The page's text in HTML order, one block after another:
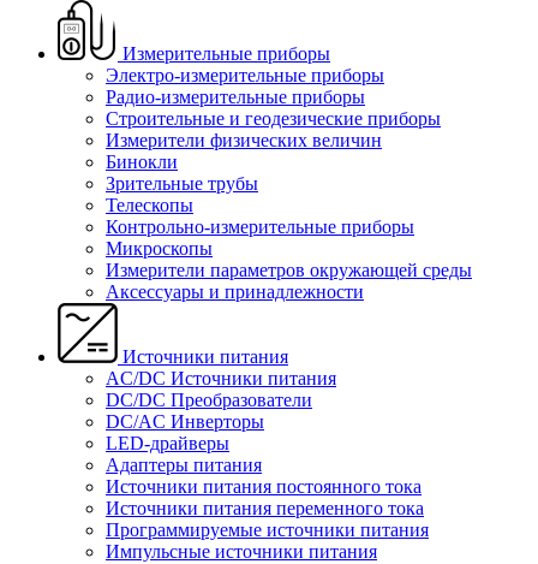
Измерительные приборы
Электро-измерительные приборы
Радио-измерительные приборы
Строительные и геодезические приборы
Измерители физических величин
Бинокли
Зрительные трубы
Телескопы
Контрольно-измерительные приборы
Микроскопы
Измерители параметров окружающей среды
Аксессуары и принадлежности
Источники питания
AC/DC Источники питания
DC/DC Преобразователи
DC/AC Инверторы
LED-драйверы
Адаптеры питания
Источники питания постоянного тока
Источники питания переменного тока
Программируемые источники питания
Импульсные источники питания